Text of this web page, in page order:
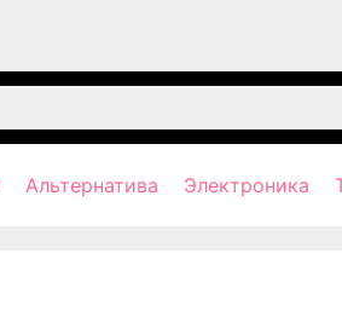
Альтернатива Электроника